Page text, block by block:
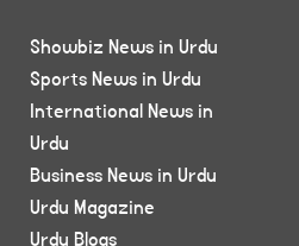
Showbiz News in Urdu
Sports News in Urdu
International News in
Urdu
Business News in Urdu
Urdu Magazine
Urdu Blogs